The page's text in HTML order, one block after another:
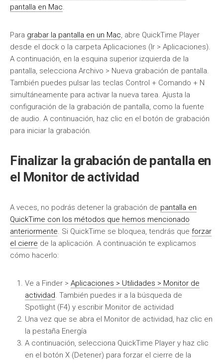
pantalla en Mac.
Para grabar la pantalla en un Mac, abre QuickTime Player
desde el dock o la carpeta Aplicaciones (Ir > Aplicaciones).
A continuación, en la esquina superior izquierda de la
pantalla, selecciona Archivo > Nueva grabación de pantalla.
También puedes pulsar las teclas Control + Comando + N
simultáneamente para activar la nueva tarea. Ajusta la
configuración de la grabación de pantalla, como la fuente
de audio. A continuación, haz clic en el botón de grabación
para iniciar la grabación.
Finalizar la grabación de pantalla en
el Monitor de actividad
A veces, no podrás detener la grabación de pantalla en
QuickTime con los métodos que hemos mencionado
anteriormente. Si QuickTime se bloquea, tendrás que forzar
el cierre de la aplicación. A continuación te explicamos
cómo hacerlo:
Ve a Finder > Aplicaciones > Utilidades > Monitor de
actividad. También puedes ir a la búsqueda de
Spotlight (F4) y escribir Monitor de actividad
Una vez que se abra el Monitor de actividad, haz clic en
la pestaña Energía
A continuación, selecciona QuickTime Player y haz clic
en el botón X (Detener) para forzar el cierre de la